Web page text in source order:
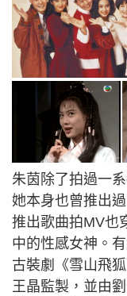
朱茵除了拍過一
她本身也曾推出
推出歌曲拍MV也
中的性感女神。
古裝劇《雪山飛
王晶監製，並由